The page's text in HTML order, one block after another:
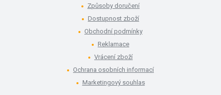
Způsoby doručení
Dostupnost zboží
Obchodní podmínky
Reklamace
Vrácení zboží
Ochrana osobních informací
Marketingový souhlas